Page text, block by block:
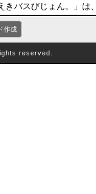
バスびじょん。」は
作成
reserved.